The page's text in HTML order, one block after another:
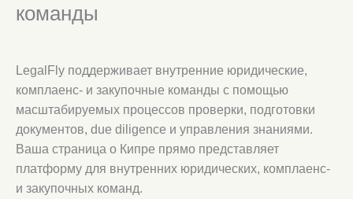
команды
LegalFly поддерживает внутренние юридические,
комплаенс- и закупочные команды с помощью
масштабируемых процессов проверки, подготовки
документов, due diligence и управления знаниями.
Ваша страница о Кипре прямо представляет
платформу для внутренних юридических, комплаенс-
и закупочных команд.